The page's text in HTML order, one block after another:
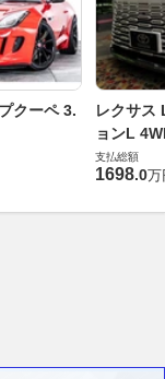
クーペ 3.
レクサス
ョンL
支払総額
1698.0万